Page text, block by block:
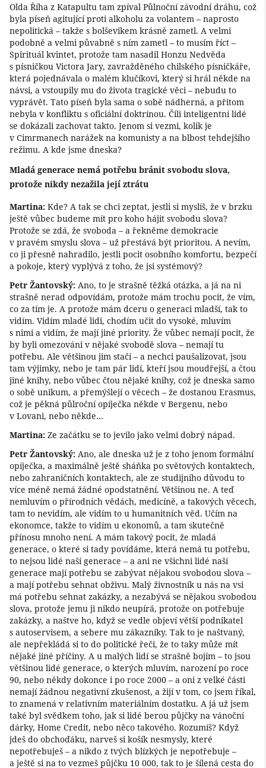
Olda Říha z Katapultu tam zpíval Půlnoční závodní dráhu, což
byla píseň agitující proti alkoholu za volantem – naprosto
nepolitická – takže s bolševikem krásně zametl. A velmi
podobně a velmi půvabně s ním zametl – to musím říct –
Spirituál kvintet, protože tam nasadil Honzu Nedvěda
s písničkou Victora Jary, zavražděného chilského písničkáře,
která pojednávala o malém klučíkovi, který si hrál někde na
návsi, a vstoupily mu do života tragické věci – nebudu to
vyprávět. Tato píseň byla sama o sobě nádherná, a přitom
nebyla v konfliktu s oficiální doktrínou. Čili inteligentní lidé
se dokázali zachovat takto. Jenom si vezmi, kolik je
v Cimrmanech narážek na komunisty a na blbost tehdejšího
režimu. A kde jsme dneska?
Mladá generace nemá potřebu bránit svobodu slova,
protože nikdy nezažila její ztrátu
Martina: Kde? A tak se chci zeptat, jestli si myslíš, že v brzku
ještě vůbec budeme mít pro koho hájit svobodu slova?
Protože se zdá, že svoboda – a řekněme demokracie
v pravém smyslu slova – už přestává být prioritou. A nevím,
co ji přesně nahradilo, jestli pocit osobního komfortu, bezpečí
a pokoje, který vyplývá z toho, že jsi systémový?
Petr Žantovský: Ano, to je strašně těžká otázka, a já na ni
strašně nerad odpovídám, protože mám trochu pocit, že vím,
co za tím je. A protože mám dceru o generaci mladší, tak to
vidím. Vidím mladé lidi, chodím učit do vysoké, mluvím
s nimi a vidím, že mají jiné priority. Že vůbec nemají pocit, že
by byli omezováni v nějaké svobodě slova – nemají tu
potřebu. Ale většinou jim stačí – a nechci paušalizovat, jsou
tam výjimky, nebo je tam pár lidí, kteří jsou moudřejší, a čtou
jiné knihy, nebo vůbec čtou nějaké knihy, což je dneska samo
o sobě unikum, a přemýšlejí o věcech – že dostanou Erasmus,
což je pěkná půlroční opíječka někde v Bergenu, nebo
v Lovani, nebo někde…
Martina: Ze začátku se to jevilo jako velmi dobrý nápad.
Petr Žantovský: Ano, ale dneska už je z toho jenom formální
opíječka, a maximálně ještě sháňka po světových kontaktech,
nebo zahraničních kontaktech, ale ze studijního důvodu to
více méně nemá žádné opodstatnění. Většinou ne. A teď
nemluvím o přírodních vědách, medicíně, a takových věcech,
tam to nevidím, ale vidím to u humanitních věd. Učím na
ekonomce, takže to vidím u ekonomů, a tam skutečně
přínosu mnoho není. A mám takový pocit, že mladá
generace, o které si tady povídáme, která nemá tu potřebu,
to nejsou lidé naší generace – a ani ne všichni lidé naší
generace mají potřebu se zabývat nějakou svobodou slova –
a mají potřebu sehnat obživu. Malý živnostník u nás na vsi
má potřebu sehnat zakázky, a nezabývá se nějakou svobodou
slova, protože jemu ji nikdo neupírá, protože on potřebuje
zakázky, a naštve ho, když se vedle objeví větší podnikatel
s autoservisem, a sebere mu zákazníky. Tak to je naštvaný,
ale nepřekládá si to do politické řeči, že to taky může mít
nějaké jiné příčiny. A u malých lidí se strašně bojím – to jsou
většinou lidé generace, o kterých mluvím, narození po roce
90, nebo někdy dokonce i po roce 2000 – a oni z velké části
nemají žádnou negativní zkušenost, a žijí v tom, co jsem říkal,
to znamená v relativním materiálním dostatku. A já už jsem
také byl svědkem toho, jak si lidé berou půjčky na vánoční
dárky, Home Credit, nebo něco takového. Rozumíš? Když
jdeš do obchoďáku, narveš si košík nesmysly, které
nepotřebuješ – a nikdo z tvých blízkých je nepotřebuje –
a ještě si na to vezmeš půjčku 10 000, tak to je šílená cesta do